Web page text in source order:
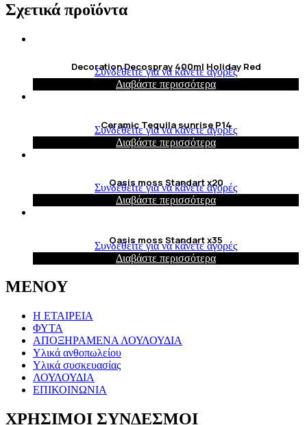
Σχετικά προϊόντα
Decoration Decospray 400ml Holiday Red
Συνδεθείτε για να κάνετε αγορές
Διαβάστε περισσότερα
Ceramic Tequila sunrise P14
Συνδεθείτε για να κάνετε αγορές
Διαβάστε περισσότερα
Oasis moss Standart x20
Συνδεθείτε για να κάνετε αγορές
Διαβάστε περισσότερα
Oasis moss Standart x35
Συνδεθείτε για να κάνετε αγορές
Διαβάστε περισσότερα
ΜΕΝΟΥ
Η ΕΤΑΙΡΕΙΑ
ΦΥΤΑ
ΑΠΟΞΗΡΑΜΕΝΑ ΛΟΥΛΟΥΔΙΑ
Υλικά ανθοπωλείου
Υλικά συσκευασίας
ΛΟΥΛΟΥΔΙΑ
ΕΠΙΚΟΙΝΩΝΙΑ
ΧΡΗΣΙΜΟΙ ΣΥΝΔΕΣΜΟΙ